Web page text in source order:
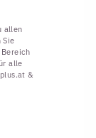
allen
Sie
alle
&